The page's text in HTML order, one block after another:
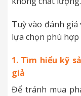
Tuỳ vào đánh
lựa chọn phù
1. Tìm hiểu kỹ
giả
Để tránh mua